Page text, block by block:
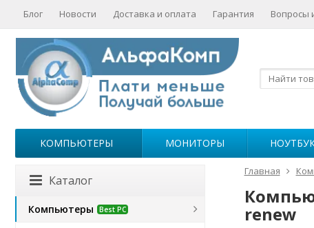
Блог Новости Доставка и оплата Гарантия Вопросы
КОМПЬЮТЕРЫ МОНИТОРЫ
Главная
renew
Каталог
Компьютеры Best PC